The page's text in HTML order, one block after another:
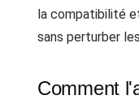
la compatibilité
sans perturber
Comment